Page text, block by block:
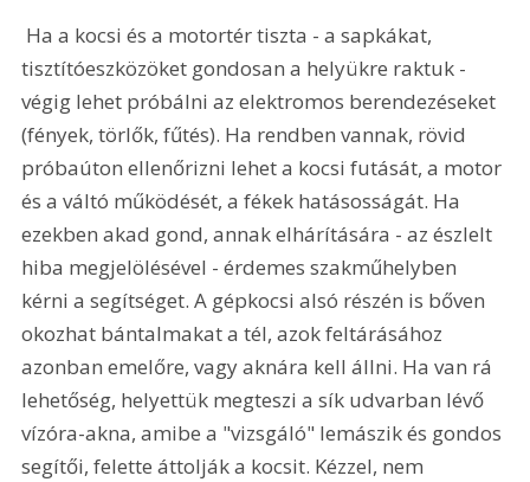
tisztítóeszközöket gondosan a helyükre raktuk -
végig lehet próbálni az elektromos berendezéseket
(fények, törlők, fűtés). Ha rendben vannak, rövid
próbaúton ellenőrizni lehet a kocsi futását, a motor
és a váltó működését, a fékek hatásosságát. Ha
ezekben akad gond, annak elhárítására - az észlelt
hiba megjelölésével - érdemes szakműhelyben
kérni a segítséget. A gépkocsi alsó részén is bőven
okozhat bántalmakat a tél, azok feltárásához
azonban emelőre, vagy aknára kell állni. Ha van rá
lehetőség, helyettük megteszi a sík udvarban lévő
vízóra-akna, amibe a "vizsgáló" lemászik és gondos
segítői, felette áttolják a kocsit. Kézzel, nem